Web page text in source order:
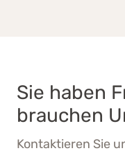
Sie haben
brauchen
Kontaktieren Sie